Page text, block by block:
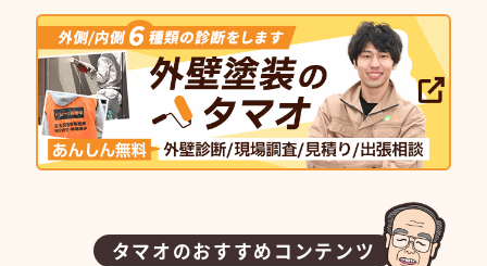
タマオのおすすめコンテンツ